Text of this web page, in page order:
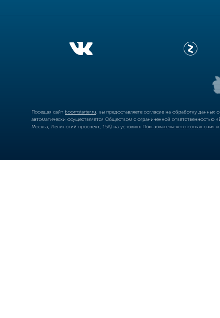
Посещая сайт boomstarter.ru , вы предоставляете согласие на обработку
автоматически осуществляется Обществом с ограниченной
Москва, Ленинский проспект, 15А) на условиях Пользовательского соглашения и